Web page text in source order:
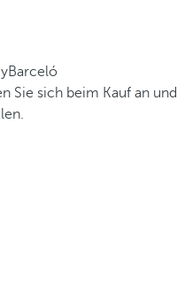
Sie sich beim Kauf an und